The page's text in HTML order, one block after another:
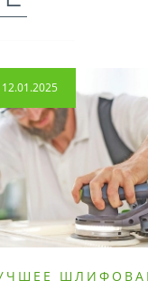
12.01.2025